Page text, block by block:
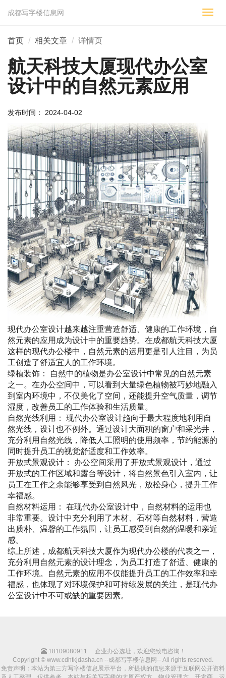
切
成都写字楼信息网
首页 相关文章 详情页
航天科技大厦现代办公室
设计中的自然元素应用
发布时间： 2024-04-02
现代办公室设计越来越注重营造舒适、健康的工作环境，自
然元素的应用成为设计中的重要趋势。在成都航天科技大厦
这样的现代办公楼中，自然元素的运用更是引人注目，为员
工创造了舒适宜人的工作环境。
绿植装饰： 自然中的植物是办公室设计中常见的自然元素
之一。在办公空间中，可以看到大量绿色植物被巧妙地融入
到室内环境中，不仅美化了空间，还能提升空气质量，调节
湿度，改善员工的工作体验和生活质量。
自然光线利用： 现代办公室设计趋向于最大程度地利用自
然光线，设计也不例外。通过设计大面积的窗户和采光井，
充分利用自然光线，降低人工照明的使用频率，节约能源的
同时提升员工的视觉舒适度和工作效率。
开放式景观设计： 办公空间采用了开放式景观设计，通过
开放式的工作区域和露台等设计，将自然景色引入室内，让
员工在工作之余能够享受到自然风光，放松身心，提升工作
幸福感。
自然材料运用： 在现代办公室设计中，自然材料的运用也
非常重要。设计中充分利用了木材、石材等自然材料，营造
出质朴、温馨的工作氛围，让员工感受到自然的温暖和亲近
感。
综上所述，成都航天科技大厦作为现代办公楼的代表之一，
充分利用自然元素的设计理念，为员工打造了舒适、健康的
工作环境。自然元素的应用不仅能提升员工的工作效率和幸
福感，也体现了对环境保护和可持续发展的关注，是现代办
公室设计中不可或缺的重要因素。
18109080911
企业办公选址，欢迎您致电咨询！
Copyright © www.cdhtkjdasha.cn --成都写字楼信息网-- All rights reserved.
免责声明：本站为第三方写字楼信息展示平台，所提供的信息来源于互联网公开资料